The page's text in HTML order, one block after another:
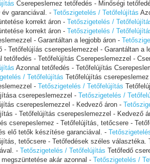
Cserepeslemez tetőfedés - Minőségi
év garanciával. - Tetőszigetelés / Tetőfelújítás
korrekt áron - Tetőszigetelés /
korrekt áron - Tetőszigetelés /
- Garantáltan a legjobb áron -
- Tetőfelújíás cserepeslemezzel - Garantáltan a
tetőfedés - Tetőfelújítás Cserepeslemezzel -
Azonnal tetőfedés - Tetőfelújítás
/ Tetőfelújítás Tetőfelújítás
- Tetőszigetelés / Tetőfelújítás
cserepeslemezzel - Tetőszigetelés /
cserepeslemezzel - Kedvező áron -
- Tetőfelújítás cserepeslemezzel - Kedvező
cserepeslemez - Tetőfelújítás, tetőcsere -
elő tetők készítése garanciával. -
tetőcsere - Tetőfedések széles
- Tetőszigetelés / Tetőfelújítás Tetőfedő
megszüntetése akár azonnal - Tetőszigetelés /